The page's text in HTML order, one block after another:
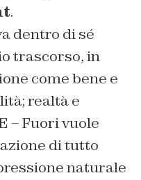
.
dentro di sé
trascorso, in
come bene e
realtà e
– Fuori vuole
di tutto
naturale